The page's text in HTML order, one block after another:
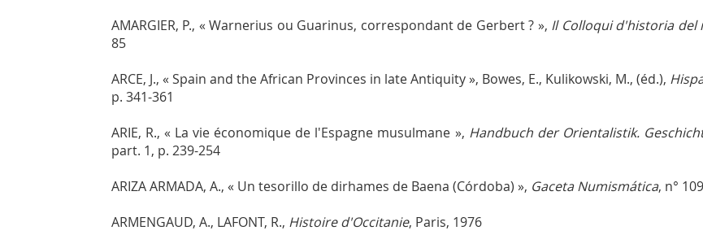
AMARGIER, P., « Warnerius ou Guarinus, correspondant de Gerbert ? », Il Colloqui d'historia del
85
ARCE, J., « Spain and the African Provinces in late Antiquity », Bowes, E., Kulikowski, M., (éd.),
p. 341-361
ARIE, R., « La vie économique de l'Espagne musulmane », Handbuch der Orientalistik.
part. 1, p. 239-254
ARIZA ARMADA, A., « Un tesorillo de dirhames de Baena (Córdoba) », Gaceta Numismática, n°
ARMENGAUD, A., LAFONT, R., Histoire d'Occitanie, Paris, 1976